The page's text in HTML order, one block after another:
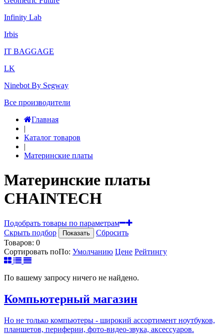
Infinity Lab
Irbis
IT BAGGAGE
LK
Ninebot By Segway
Все производители
Главная
|
Каталог товаров
|
Материнские платы
Материнские платы
CHAINTECH
Подобрать товары по параметрам
Скрыть подбор
Показать
Сбросить
Товаров: 0
Сортировать поПо: Умолчанию Цене Рейтингу
По вашему запросу ничего не найдено.
Компьютерный магазин
Но не только компьютеры - широкий ассортимент ноутбуков,
планшетов, периферии, фото-видео-звука, аксессуаров.